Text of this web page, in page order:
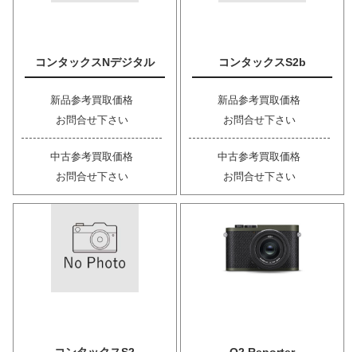
コンタックスNデジタル
新品参考買取価格
お問合せ下さい
中古参考買取価格
お問合せ下さい
コンタックスS2b
新品参考買取価格
お問合せ下さい
中古参考買取価格
お問合せ下さい